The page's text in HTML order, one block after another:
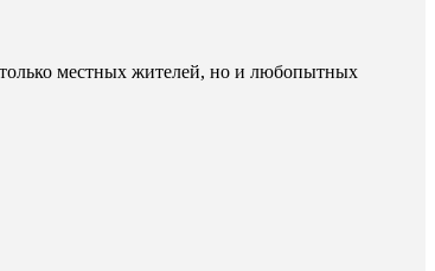
местных жителей, но и любопытных